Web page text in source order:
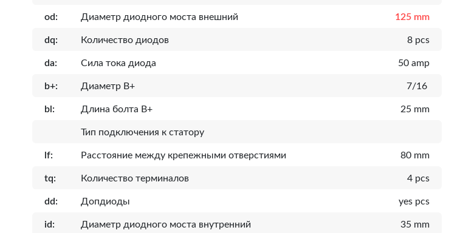
od: Диаметр диодного моста внешний 125 mm
dq: Количество диодов 8 pcs
da: Сила тока диода 50 amp
b+: Диаметр B+ 7/16
bl: Длина болта B+ 25 mm
Тип подключения к статору
lf: Расcтояние между крепежными отверстиями 80 mm
tq: Количество терминалов 4 pcs
dd: Допдиоды yes pcs
id: Диаметр диодного моста внутренний 35 mm